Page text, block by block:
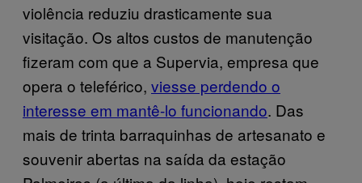
violência reduziu drasticamente sua
visitação. Os altos custos de manutenção
fizeram com que a Supervia, empresa que
opera o teleférico, viesse perdendo o
interesse em mantê-lo funcionando. Das
mais de trinta barraquinhas de artesanato e
souvenir abertas na saída da estação